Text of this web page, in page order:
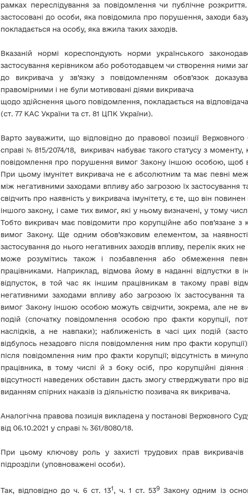
рамках переслідування за повідомлення чи публічне
застосовані до особи, яка повідомила про порушення, заходи
покладається на особу, яка вжила таких заходів.
Вказаній нормі кореспондують норми українського
застосування керівником або роботодавцем чи створення ними
до викривача у зв’язку з повідомленням обов’язок
правомірними і не були мотивовані діями викривача
щодо здійснення цього повідомлення, покладається на відповідача
(ст. 77 КАС України та ст. 81 ЦПК України).
Варто зауважити, що відповідно до правової позиції
справі № 815/2074/18, викривач набуває такого статусу з моменту,
повідомлення про порушення вимог Закону іншою особою, щоб
При цьому імунітет викривача не є абсолютним та має певні
між негативними заходами впливу або загрозою їх
свідчить про наявність у викривача імунітету, є те, що він
іншого закону, і саме тих вимог, які у ньому визначені, у тому
Тобто викривач має повідомити про корупційне або пов’язане
вимог Закону. Ще одним обов’язковим елементом, за
застосування до нього негативних заходів впливу, перелік яких
може розумітись також і позбавлення або обмеження
працівниками. Наприклад, відмова йому в наданні відпустки в
відпусток, в той час як іншим працівникам в такому праві
негативними заходами впливу або загрозою їх застосування
вимог Закону іншою особою можуть свідчити, зокрема, але не
подій (спочатку повідомлення особою про факти корупції,
наслідків, а не навпаки); наближеність в часі цих подій
відбулось незадовго після повідомлення ним про факти
після повідомлення ним про факти корупції; відсутність в
працівника, в тому числі й з боку осіб, про корупційні діяння
відсутності наведених обставин дасть змогу стверджувати про
виданням спірних наказів із діяльністю позивача як викривача.
Аналогічна правова позиція викладена у постанові Верховного
від 06.10.2021 у справі № 361/8080/18.
При цьому ключову роль у захисті трудових прав викривачів
підрозділи (уповноважені особи).
Так, відповідно до ч. 6 ст. 131, ч. 1 ст. 539 Закону одним із